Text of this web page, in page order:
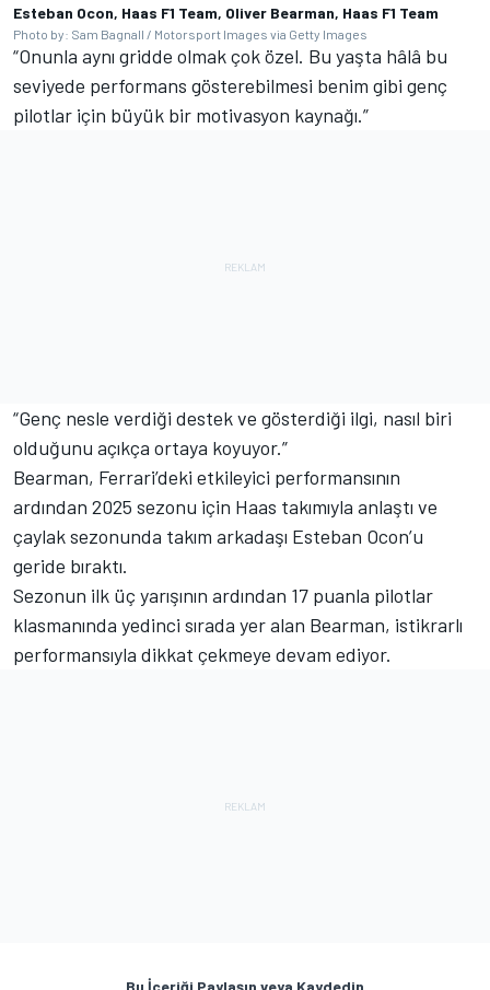
Esteban Ocon, Haas F1 Team, Oliver Bearman, Haas F1 Team
Photo by: Sam Bagnall / Motorsport Images via Getty Images
“Onunla aynı gridde olmak çok özel. Bu yaşta hâlâ bu
seviyede performans gösterebilmesi benim gibi genç
pilotlar için büyük bir motivasyon kaynağı.”
“Genç nesle verdiği destek ve gösterdiği ilgi, nasıl biri
olduğunu açıkça ortaya koyuyor.”
Bearman, Ferrari’deki etkileyici performansının
ardından 2025 sezonu için Haas takımıyla anlaştı ve
çaylak sezonunda takım arkadaşı Esteban Ocon’u
geride bıraktı.
Sezonun ilk üç yarışının ardından 17 puanla pilotlar
klasmanında yedinci sırada yer alan Bearman, istikrarlı
performansıyla dikkat çekmeye devam ediyor.
Bu İçeriği Paylaşın veya Kaydedin